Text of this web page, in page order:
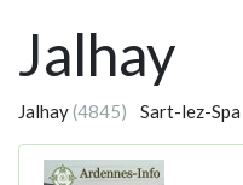
Jalhay
Jalhay(4845) Sart-lez-Spa